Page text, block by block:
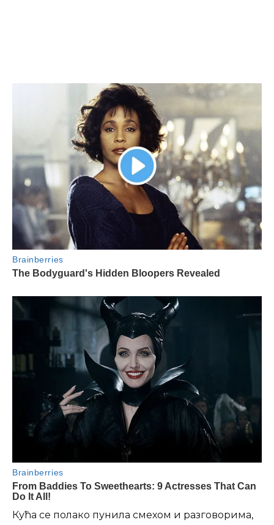
Кућа се полако пунила смехом и разговорима,